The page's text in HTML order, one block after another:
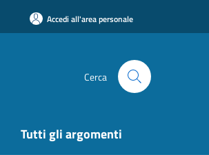
Accedi all'area personale
Cerca
Tutti gli argomenti